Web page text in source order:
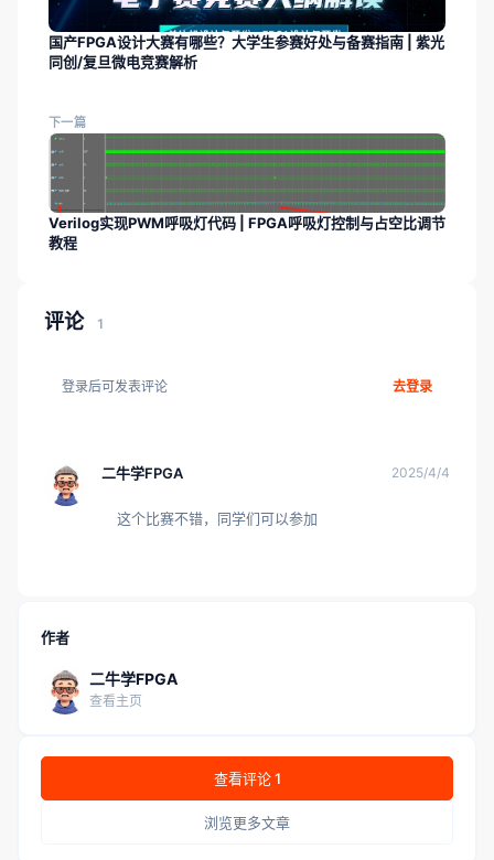
国产FPGA设计大赛有哪些？大学生参赛好处与备赛指南 | 紫光
同创/复旦微电竞赛解析
下一篇
Verilog实现PWM呼吸灯代码 | FPGA呼吸灯控制与占空比调节
教程
评论 1
登录后可发表评论 去登录
二牛学FPGA 2025/4/4
这个比赛不错，同学们可以参加
作者
二牛学FPGA
查看主页
查看评论 1
浏览更多文章